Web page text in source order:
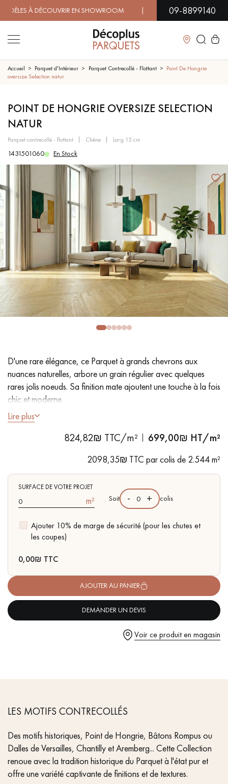
DÉCOUVRIR EN SHOWROOM | DISPONIBILITÉ09-8899140
Fermer
PARQUET MASSIF
SOL PLAQUÉ BOIS VERITABLES
TRADITIONNELS
PARQUET EN BOIS EXOTIQUE
PARQUET HUILÉ PARQUET EN BOIS BRUT
PARQUET VIEILLI PARQUET EN CHÊNE FUMÉ
PARQUET LAMES LARGES XXL PARQUET EN CHÊNE
ACCESSOIRES PARQUET
D'INTÉRIEUR
09-8899140
Nos experts sont à votre disposition pour vous guider pas à
pas dans le choix et la pose de votre parquet.
Un expert Décoplus Parquets vous appelle
Demandez un rendez-vous personnalisé
Accueil Parquet d'Intérieur Parquet Contrecollé - Flottant
Point De Hongrie
oversize Selection natur
POINT DE HONGRIE OVERSIZE SELECTION
NATUR
parquet contrecollé - flottant chêne larg 15 cm
1431501060 En Stock
D'une rare élégance, ce Parquet à grands chevrons aux
nuances naturelles, arbore un grain régulier avec quelques
rares jolis noeuds. Sa finition mate ajoutent une touche à la fois
chic et moderne.
- Lames Largeur oversize 15 cm - Grande longueur 1m
- Ouverture à 45°
- Brossé, Chanfreins des 4 côtés
- Choix Sélection - rendu homogène, rares nœuds < 10 mm et
traces d'aubiers
- Disponible dans d'autres formats
Lire plus
824,82₪ TTC/m² 699,00₪ HT/m²
2098,35₪ TTC par colis de 2.544 m²
SURFACE DE VOTRE PROJET
m²
Ajouter 10% de marge de sécurité (pour les chutes et
les coupes)
Soit - + colis
0,00₪ TTC
AJOUTER AU PANIER
DEMANDER UN DEVIS
Voir ce produit en magasin
LES MOTIFS CONTRECOLLÉS
Des motifs historiques, Point de Hongrie, Bâtons Rompus ou
Dalles de Versailles, Chantilly et Aremberg... Cette Collection
renoue avec la tradition historique du Parquet à l'état pur et
offre une variété captivante de finitions et de textures.